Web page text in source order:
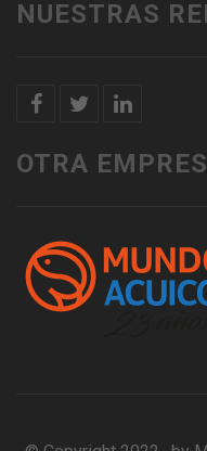
NUESTRAS
OTRA